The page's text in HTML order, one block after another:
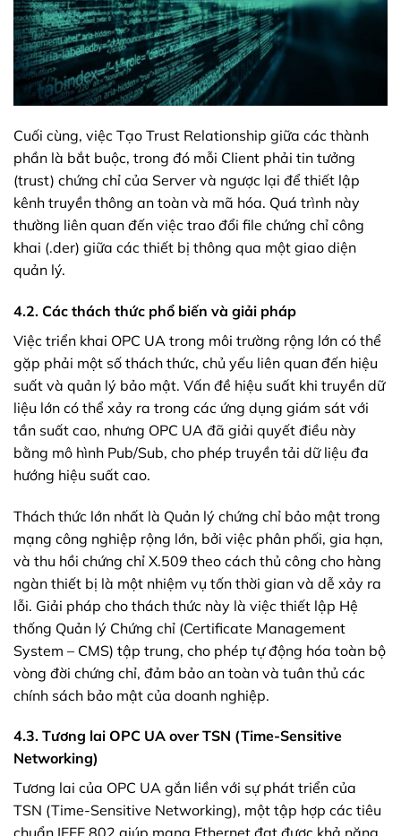
Cuối cùng, việc Tạo Trust Relationship giữa các thành
phần là bắt buộc, trong đó mỗi Client phải tin tưởng
(trust) chứng chỉ của Server và ngược lại để thiết lập
kênh truyền thông an toàn và mã hóa. Quá trình này
thường liên quan đến việc trao đổi file chứng chỉ công
khai (.der) giữa các thiết bị thông qua một giao diện
quản lý.
4.2. Các thách thức phổ biến và giải pháp
Việc triển khai OPC UA trong môi trường rộng lớn có thể
gặp phải một số thách thức, chủ yếu liên quan đến hiệu
suất và quản lý bảo mật. Vấn đề hiệu suất khi truyền dữ
liệu lớn có thể xảy ra trong các ứng dụng giám sát với
tần suất cao, nhưng OPC UA đã giải quyết điều này
bằng mô hình Pub/Sub, cho phép truyền tải dữ liệu đa
hướng hiệu suất cao.
Thách thức lớn nhất là Quản lý chứng chỉ bảo mật trong
mạng công nghiệp rộng lớn, bởi việc phân phối, gia hạn,
và thu hồi chứng chỉ X.509 theo cách thủ công cho hàng
ngàn thiết bị là một nhiệm vụ tốn thời gian và dễ xảy ra
lỗi. Giải pháp cho thách thức này là việc thiết lập Hệ
thống Quản lý Chứng chỉ (Certificate Management
System – CMS) tập trung, cho phép tự động hóa toàn bộ
vòng đời chứng chỉ, đảm bảo an toàn và tuân thủ các
chính sách bảo mật của doanh nghiệp.
4.3. Tương lai OPC UA over TSN (Time-Sensitive
Networking)
Tương lai của OPC UA gắn liền với sự phát triển của
TSN (Time-Sensitive Networking), một tập hợp các tiêu